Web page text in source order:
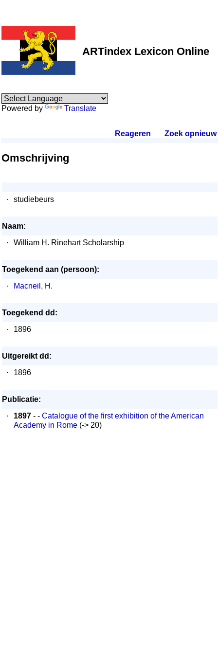
ARTindex Lexicon Online
Powered by Translate
Reageren Zoek opnieuw.
Omschrijving
· studiebeurs
Naam:
·
William H. Rinehart Scholarship
Toegekend aan (persoon):
·
Macneil, H.
Toegekend dd:
·
1896
Uitgereikt dd:
·
1896
Publicatie:
·
1897 - - Catalogue of the first exhibition of the American
Academy in Rome (-> 20)